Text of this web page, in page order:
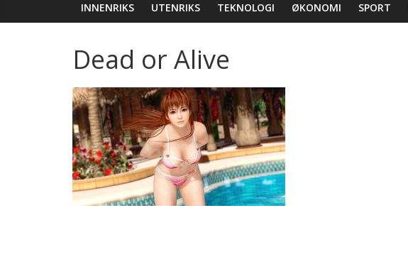
INNENRIKS UTENRIKS TEKNOLOGI ØKONOMI SPORT
Dead or Alive